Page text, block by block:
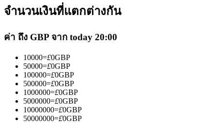
เป็นเทรดเดอร์คัดลอก
เพลิดเพลินกับการแบ่งปันผลกำไรและค่าคอมมิชชั่นการคัด
จำนวนเงินที่แตกต่างกัน
ค่า ถึง GBP จาก today 20:00
10000=£0GBP
50000=£0GBP
100000=£0GBP
500000=£0GBP
1000000=£0GBP
5000000=£0GBP
10000000=£0GBP
50000000=£0GBP